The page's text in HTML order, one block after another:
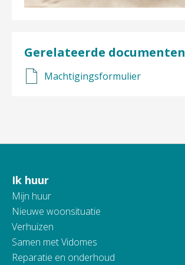
Gerelateerde documenten
Machtigingsformulier
Contactinformatie
Ik huur
Mijn huur
Nieuwe woonsituatie
Verhuizen
Samen met Vidomes
Reparatie en onderhoud